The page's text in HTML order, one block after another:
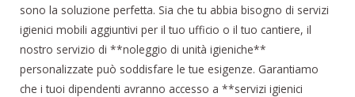
sono la soluzione perfetta. Sia che tu abbia bisogno di servizi
igienici mobili aggiuntivi per il tuo ufficio o il tuo cantiere, il
nostro servizio di **noleggio di unità igieniche**
personalizzate può soddisfare le tue esigenze. Garantiamo
che i tuoi dipendenti avranno accesso a **servizi igienici